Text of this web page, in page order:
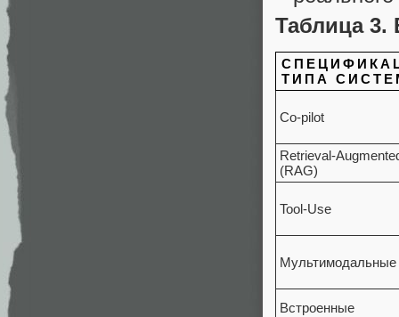
Таблица 3.
ТИПА
Co-pilot
Retrieval-
(RAG)
Tool-Use
Мультимодальные
Встроенные